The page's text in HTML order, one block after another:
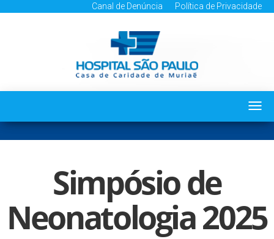
Canal de Denúncia Política de Privacidade
Simpósio de
Neonatologia 2025